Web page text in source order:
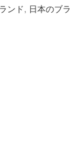
ンド, 日本のブ